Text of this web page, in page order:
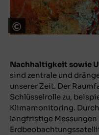
DLR
Nachhaltigkeit sowie
sind zentrale und
unserer Zeit. Der
Schlüsselrolle zu,
Klimamonitoring.
langfristige Messungen